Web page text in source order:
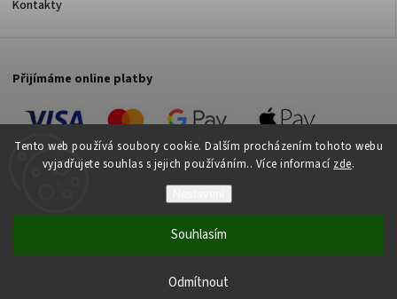
Tento web používá soubory cookie. Dalším procházením tohoto webu
vyjadřujete souhlas s jejich používáním.. Více informací zde.
Odmítnout
Souhlasím
Pokud nakoupíte knihy za 500 Kč a více, dopravu máte
od nás ZDARMA!
Kontakty
Přijímáme online platby
Vytvořil Shoptet
Nakladatelství Olympia s.r.o.
vyhrazena.